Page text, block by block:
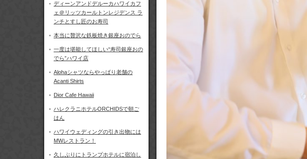
ディーンアンドデルーカハワイカフ
ェ＠リッツカールトンレジデンス ラ
ンチとすし匠のお寿司
本当に贅沢な鉄板焼き銀座おのでら
一度は堪能してほしい“寿司銀座おの
でら”ハワイ店
Alohaシャツならやっぱり老舗の
Acanti Shirts
Dior Cafe Hawaii
ハレクラニホテルORCHIDSで朝ご
はん
ハワイウェディングの引き出物には
MWレストラン！
久しぶりにトランプホテルに宿泊し